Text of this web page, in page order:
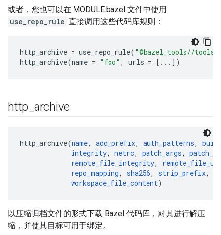
或者，您也可以在 MODULE.bazel 文件中使用
use_repo_rule 直接调用这些代码库规则：
http_archive = use_repo_rule( "@bazel_tools//
http_archive(name = "foo" , urls = [ ... ])
http archive
http_archive(name, add_prefix, auth_patterns,
integrity, netrc, patch_args,
remote_file_integrity,
repo_mapping, sha256, strip_prefix,
workspace_file_content
以压缩归档文件的形式下载 Bazel 代码库，对其进行解压
缩，并使其目标可用于绑定。